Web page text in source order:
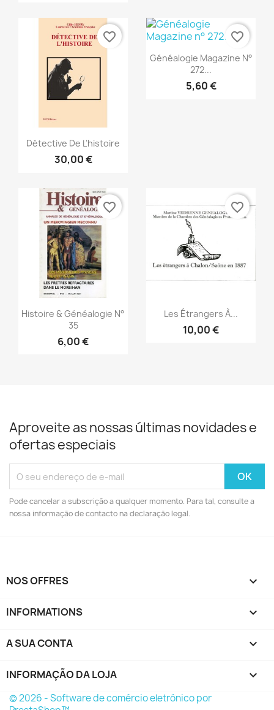
Vista rápida
Détective De L’histoire
30,00 €
favorite_border
Vista rápida
Généalogie Magazine N°
272...
5,60 €
favorite_border
Vista rápida
Histoire & Généalogie N°
35
6,00 €
favorite_border
 Vista rápida
Les Étrangers À...
10,00 €
favorite_border
Aproveite as nossas últimas novidades e
ofertas especiais
Pode cancelar a subscrição a qualquer momento. Para tal, consulte a
nossa informação de contacto na declaração legal.
NOS OFFRES 
INFORMATIONS 
A SUA CONTA 
INFORMAÇÃO DA LOJA keyboard_arrow_down
© 2026 - Software de comércio eletrónico por